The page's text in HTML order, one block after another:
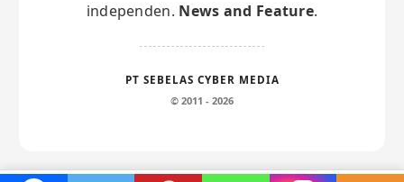
independen. News and Feature.
PT SEBELAS CYBER MEDIA
© 2011 - 2026